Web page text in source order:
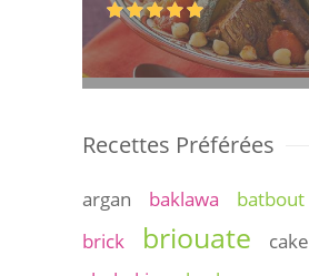
Recettes Préférées
argan baklawa batbout
brick
briouate
cake